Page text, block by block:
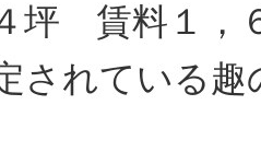
坪 賃料１，
されている